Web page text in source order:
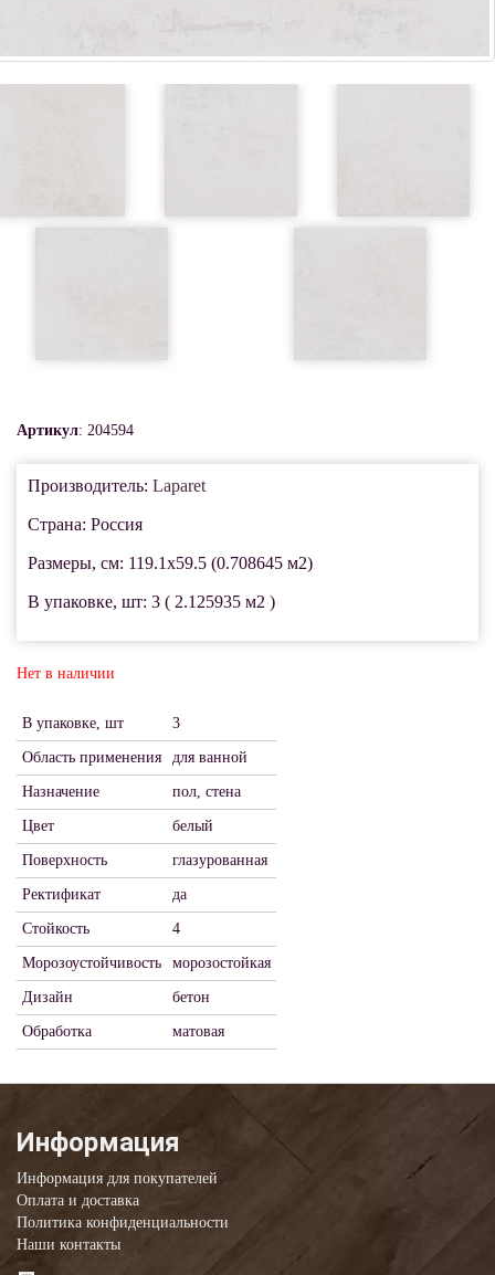
Артикул: 204594
Производитель: Laparet
Страна: Россия
Размеры, см: 119.1x59.5 (0.708645 м2)
В упаковке, шт: 3 ( 2.125935 м2 )
Нет в наличии
В упаковке, шт 3
Область применения для ванной
Назначение пол, стена
Цвет белый
Поверхность глазурованная
Ректификат да
Стойкость 4
Морозоустойчивость морозостойкая
Дизайн бетон
Обработка матовая
Информация
Информация для покупателей
Оплата и доставка
Политика конфиденциальности
Наши контакты